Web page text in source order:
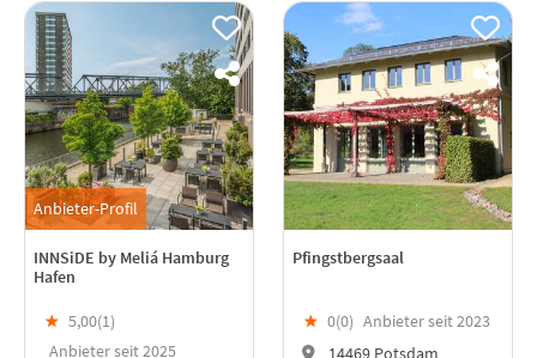
Anbieter-Profil
INNSiDE by Meliá Hamburg
Hafen
★ 5,00(1)
Anbieter seit 2025
Pfingstbergsaal
★ 0(0) Anbieter seit 2023